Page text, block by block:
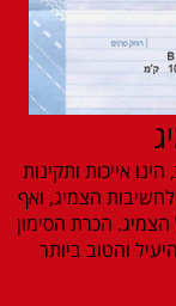
אייכות ותקינות
הצמיג, ואף
הצמיג. הכרת הסימון
והטוב ביותר